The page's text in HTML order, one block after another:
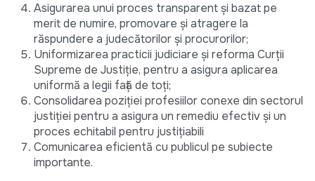
Asigurarea unui proces transparent și bazat pe
merit de numire, promovare și atragere la
răspundere a judecătorilor și procurorilor;
Uniformizarea practicii judiciare și reforma Curții
Supreme de Justiție, pentru a asigura aplicarea
uniformă a legii față de toți;
Consolidarea poziției profesiilor conexe din sectorul
justiției pentru a asigura un remediu efectiv și un
proces echitabil pentru justițiabili
Comunicarea eficientă cu publicul pe subiecte
importante.